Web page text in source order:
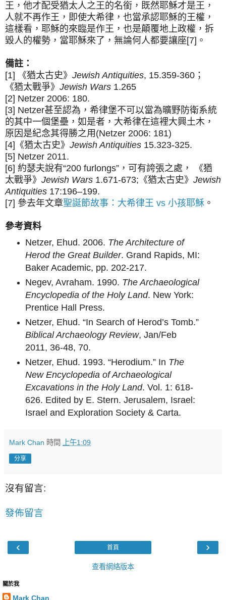
王，他才配受猶太人之王的名銜，既然耶穌才是王，
人就不再作王，即使大希律，也當承認耶穌的王權，
這樣看，耶穌的來臨是作王，也是顛覆地上政權，拆
毀人的權勢，當耶穌來了，無論何人都要讓座[7]。
備註：
[1] 《猶太古史》 Jewish Antiquities, 15.359-360；
《猶太戰爭》 Jewish Wars 1.265
[2] Netzer 2006: 180.
[3] Netzer甚至認為，希律堡不可以當為曠野防衛系統
的其中一個堡壘，如是者，大希律在這裡大興土木，
原因是紀念其得勝之用(Netzer 2006: 181)
[4]《猶太古史》 Jewish Antiquities 15.323-325.
[5] Netzer 2011.
[6] 約瑟夫說有“200 furlongs”，可有誇張之處， 《猶
太戰爭》 Jewish Wars 1.671-673;《猶太古史》 Jewish
Antiquities 17:196–199.
[7] 參去年文章聖誕節故事：大希律王 vs 小孩耶穌 。
參考資料
Netzer, Ehud. 2006. The Architecture of
Herod the Great Builder. Grand Rapids, MI:
Baker Academic, pp. 202-217.
Negev, Avraham. 1990. The Archaeological
Encyclopedia of the Holy Land. New York:
Prentice Hall Press.
Netzer, Ehud. “In Search of Herod’s Tomb.”
Biblical Archaeology Review, Jan/Feb
2011, 36-48, 70.
Netzer, Ehud. 1993. “Herodium.” In The
New Encyclopedia of Archaeological
Excavations in the Holy Land. Vol. 1: 618-
626. Edited by E. Stern. Jerusalem, Israel:
Israel and Exploration Society & Carta.
Mark Chan 時間 上午1:09
分享
沒有留言:
發佈留言
‹ ›
首頁
查看網絡版本
關於我
Mark Chan